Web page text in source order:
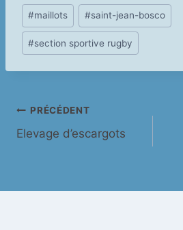
Étiquettes
de
la
#maillots #saint-jean-bosco
#section sportive rugby
Navigation
de
PRÉCÉDENT
Elevage d’escargots